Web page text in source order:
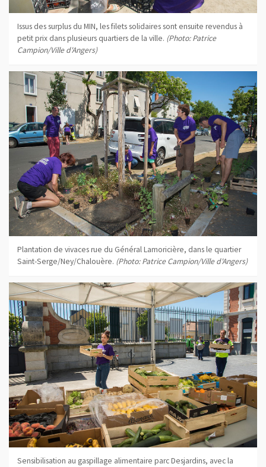
Issus des surplus du MIN, les filets solidaires sont ensuite revendus à
petit prix dans plusieurs quartiers de la ville. (Photo: Patrice
Campion/Ville d'Angers)
Plantation de vivaces rue du Général Lamoricière, dans le quartier
Saint-Serge/Ney/Chalouère. (Photo: Patrice Campion/Ville d'Angers)
Sensibilisation au gaspillage alimentaire parc Desjardins, avec la